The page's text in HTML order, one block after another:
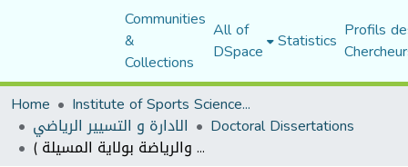
Communities
&
Collections
All of
DSpace Statistics Profils
Home
Institute of Sports Sciences and Techniques
الادارة و التسيير الرياضي Doctoral Dissertations
آليات تقييم الأداء المالي للمؤسسات الرياضية دراسة حالة (مديرية الشباب والرياضة بولاية المسيلة )